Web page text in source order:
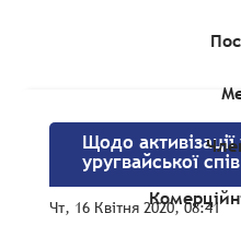
Комерційні
Щодо
уругвайської
Чт, 16 Квітня 2020, 08:41